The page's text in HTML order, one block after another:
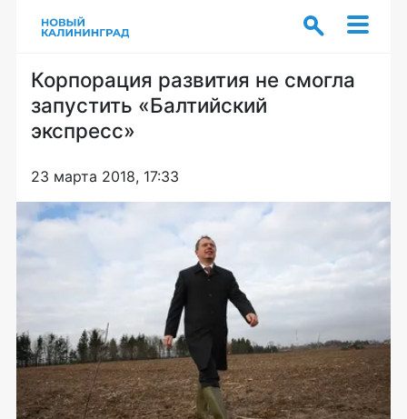
Корпорация развития не смогла
запустить «Балтийский
экспресс»
23 марта 2018, 17:33